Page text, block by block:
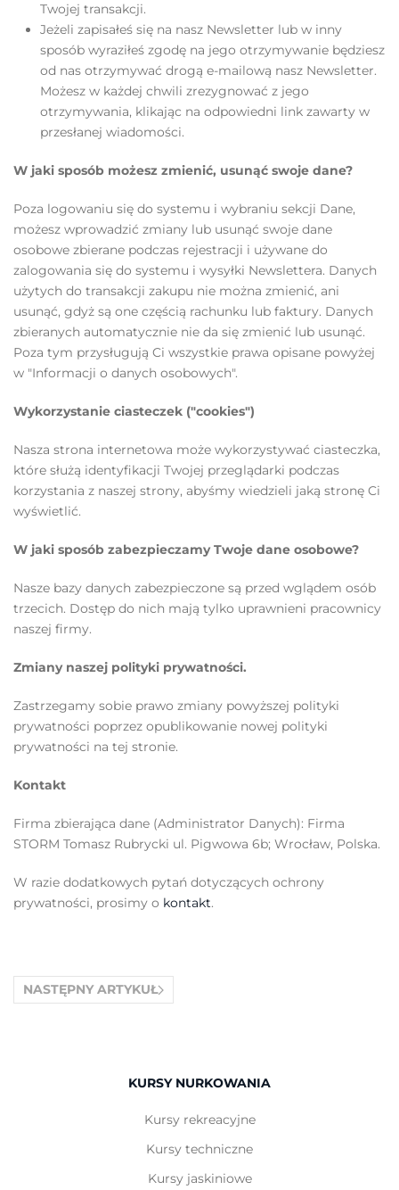
Twojej transakcji.
Jeżeli zapisałeś się na nasz Newsletter lub w inny
sposób wyraziłeś zgodę na jego otrzymywanie będziesz
od nas otrzymywać drogą e-mailową nasz Newsletter.
Możesz w każdej chwili zrezygnować z jego
otrzymywania, klikając na odpowiedni link zawarty w
przesłanej wiadomości.
W jaki sposób możesz zmienić, usunąć swoje dane?
Poza logowaniu się do systemu i wybraniu sekcji Dane,
możesz wprowadzić zmiany lub usunąć swoje dane
osobowe zbierane podczas rejestracji i używane do
zalogowania się do systemu i wysyłki Newslettera. Danych
użytych do transakcji zakupu nie można zmienić, ani
usunąć, gdyż są one częścią rachunku lub faktury. Danych
zbieranych automatycznie nie da się zmienić lub usunąć.
Poza tym przysługują Ci wszystkie prawa opisane powyżej
w "Informacji o danych osobowych".
Wykorzystanie ciasteczek ("cookies")
Nasza strona internetowa może wykorzystywać ciasteczka,
które służą identyfikacji Twojej przeglądarki podczas
korzystania z naszej strony, abyśmy wiedzieli jaką stronę Ci
wyświetlić.
W jaki sposób zabezpieczamy Twoje dane osobowe?
Nasze bazy danych zabezpieczone są przed wglądem osób
trzecich. Dostęp do nich mają tylko uprawnieni pracownicy
naszej firmy.
Zmiany naszej polityki prywatności.
Zastrzegamy sobie prawo zmiany powyższej polityki
prywatności poprzez opublikowanie nowej polityki
prywatności na tej stronie.
Kontakt
Firma zbierająca dane (Administrator Danych): Firma
STORM Tomasz Rubrycki ul. Pigwowa 6b; Wrocław, Polska.
W razie dodatkowych pytań dotyczących ochrony
prywatności, prosimy o kontakt.
NASTĘPNY ARTYKUŁ
KURSY NURKOWANIA
Kursy rekreacyjne
Kursy techniczne
Kursy jaskiniowe